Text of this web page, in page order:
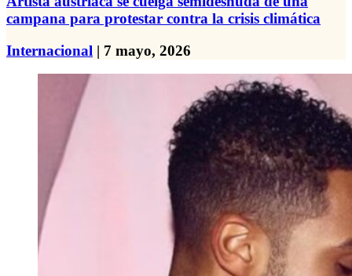
campana para protestar contra la crisis climática
Internacional | 7 mayo, 2026